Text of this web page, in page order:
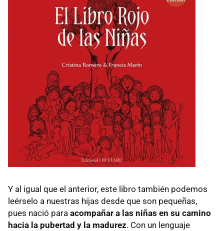
Y al igual que el anterior, este libro también podemos
leérselo a nuestras hijas desde que son pequeñas,
pues nació para acompañar a las niñas en su camino
hacia la pubertad y la madurez. Con un lenguaje